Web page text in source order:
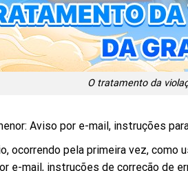
O tratamento da
Aviso por e-mail, instruções
ocorrendo pela primeira vez,
e-mail, instruções de correção de